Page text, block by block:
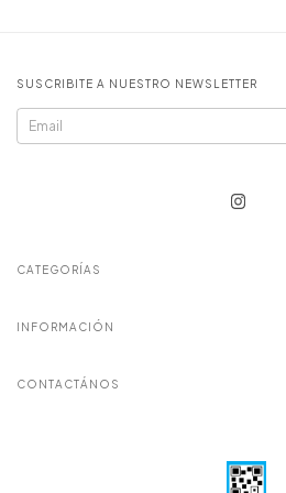
SUSCRIBITE A NUESTRO NEWSLETTER
CATEGORÍAS
INFORMACIÓN
CONTACTÁNOS